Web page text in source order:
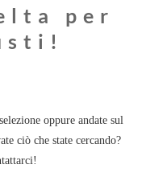
per
oppure andate sul
ciò che state cercando?